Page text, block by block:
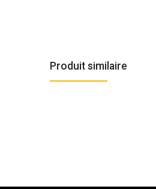
Produit similaire